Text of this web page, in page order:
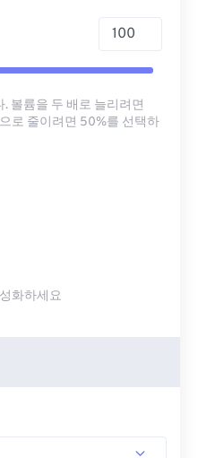
볼륨을 두 배로 늘리려면
로 줄이려면 50%를 선택하
화하세요